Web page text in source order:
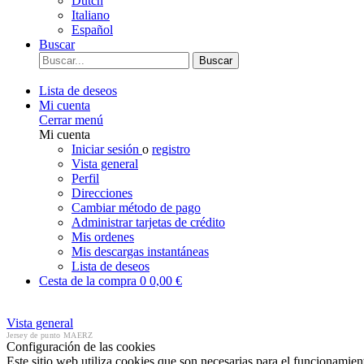
Italiano
Español
Buscar
Buscar
Lista de deseos
Mi cuenta
Cerrar menú
Mi cuenta
Iniciar sesión o registro
Vista general
Perfil
Direcciones
Cambiar método de pago
Administrar tarjetas de crédito
Mis ordenes
Mis descargas instantáneas
Lista de deseos
Cesta de la compra 0 0,00 €
Vista general
Jersey de punto MAERZ
Configuración de las cookies
Este sitio web utiliza cookies que son necesarias para el